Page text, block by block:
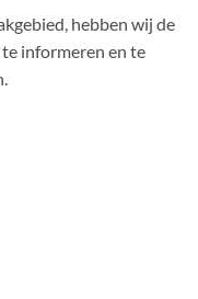
hebben wij de
informeren en te